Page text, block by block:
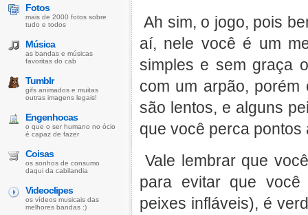
Ah sim, o jogo, pois
aí, nele você é um
simples e sem graça
com um arpão, porém
são lentos, e alguns
que você perca pontos
Vale lembrar que
para evitar que você
peixes infláveis), é
Fotos
mais de 2000 fotos sobre
tudo e todos
Música
as bandas e músicas
favoritas do cab
Tumblr
gifs animados e muitas
outras imagens legais!
Engenhocas
o que o ser humano no ócio
é capaz de fazer
Coisas
os sonhos de consumo
daqui da cabilandia
Videoclipes
os vídeos musicais das
melhores bandas :)